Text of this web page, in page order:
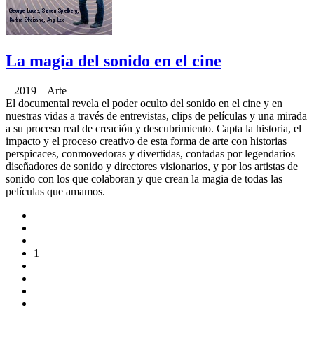
La magia del sonido en el cine
2019 Arte
El documental revela el poder oculto del sonido en el cine y en
nuestras vidas a través de entrevistas, clips de películas y una mirada
a su proceso real de creación y descubrimiento. Capta la historia, el
impacto y el proceso creativo de esta forma de arte con historias
perspicaces, conmovedoras y divertidas, contadas por legendarios
diseñadores de sonido y directores visionarios, y por los artistas de
sonido con los que colaboran y que crean la magia de todas las
películas que amamos.
1